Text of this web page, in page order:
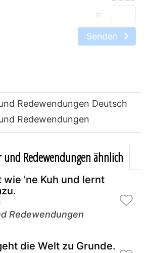
=
Senden
Redewendungen Deutsch
Redewendungen
und Redewendungen ähnlich
wie 'ne Kuh und lernt
Redewendungen
die Welt zu Grunde.